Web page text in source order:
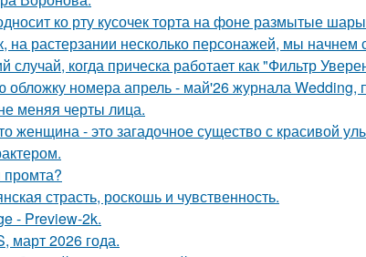
ко рту кусочек торта на фоне размытые
растерзании несколько персонажей, мы начнем
случай, когда прическа работает как "Фильтр
обложку номера апрель - май'26 журнала
меняя черты лица.
женщина - это загадочное существо с красивой
страсть, роскошь и чувственность.
- Preview-2k.
март 2026 года.